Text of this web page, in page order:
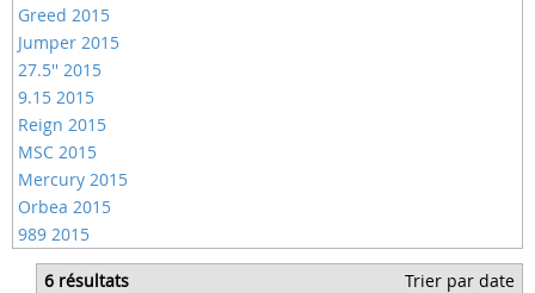
Greed 2015
Jumper 2015
27.5'' 2015
9.15 2015
Reign 2015
MSC 2015
Mercury 2015
Orbea 2015
989 2015
6 résultats Trier par date